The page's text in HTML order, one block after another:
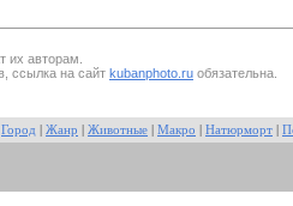
их авторам.
ссылка на сайт kubanphoto.ru обязательна.
Город Жанр Животные Макро Натюрморт